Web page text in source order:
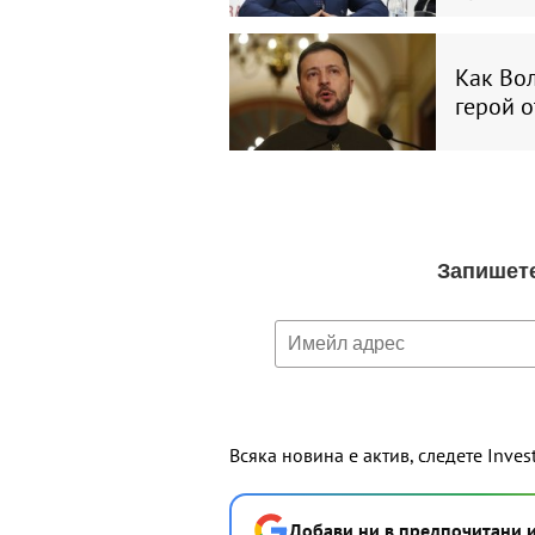
Как
герой
Всяка новина е актив, следете
Добави ни в предпочитани